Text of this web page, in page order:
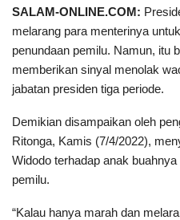
SALAM-ONLINE.COM:
melarang para menterinya
penundaan pemilu. Namun, itu
memberikan sinyal menolak
jabatan presiden tiga periode.
Demikian disampaikan oleh
Ritonga, Kamis (7/4/2022),
Widodo terhadap anak
pemilu.
“Kalau hanya marah dan